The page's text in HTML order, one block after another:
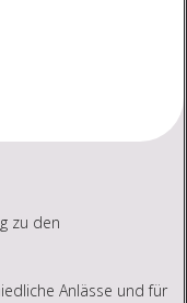
zu den
Anlässe und für